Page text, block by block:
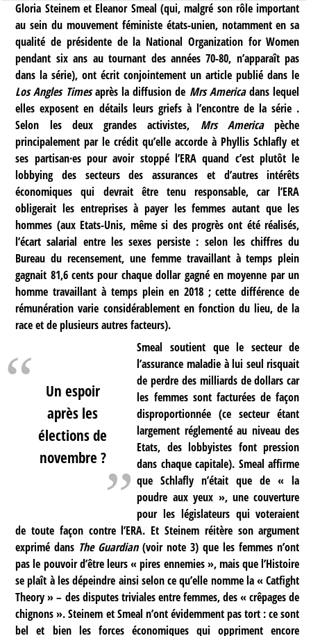
Gloria Steinem et Eleanor Smeal (qui, malgré son rôle important
au sein du mouvement féministe états-unien, notamment en sa
qualité de présidente de la National Organization for Women
pendant six ans au tournant des années 70-80, n’apparaît pas
dans la série), ont écrit conjointement un article publié dans le
Los Angles Timesaprès la diffusion de Mrs Americadans lequel
elles exposent en détails leurs griefs à l’encontre de la série .
Selon les deux grandes activistes, Mrs Americapèche
principalement par le crédit qu’elle accorde à Phyllis Schlafly et
ses partisan·es pour avoir stoppé l’ERA quand c’est plutôt le
lobbying des secteurs des assurances et d’autres intérêts
économiques qui devrait être tenu responsable, car l’ERA
obligerait les entreprises à payer les femmes autant que les
hommes (aux Etats-Unis, même si des progrès ont été réalisés,
l’écart salarial entre les sexes persiste : selon les chiffres du
Bureau du recensement, une femme travaillant à temps plein
gagnait 81,6 cents pour chaque dollar gagné en moyenne par un
homme travaillant à temps plein en 2018 ; cette différence de
rémunération varie considérablement en fonction du lieu, de la
race et de plusieurs autres facteurs).
Un espoir
après les
élections de
novembre ?
Smeal soutient que le secteur de
l’assurance maladie à lui seul risquait
de perdre des milliards de dollars car
les femmes sont facturées de façon
disproportionnée (ce secteur étant
largement réglementé au niveau des
Etats, des lobbyistes font pression
dans chaque capitale). Smeal affirme
que Schlafly n’était que de « la
poudre aux yeux », une couverture
pour les législateurs qui voteraient
de toute façon contre l’ERA. Et Steinem réitère son argument
exprimé dans The Guardian(voir note 3) que les femmes n’ont
pas le pouvoir d’être leurs « pires ennemies », mais que l’Histoire
se plaît à les dépeindre ainsi selon ce qu’elle nomme la « Catfight
Theory » – des disputes triviales entre femmes, des « crêpages de
chignons ». Steinem et Smeal n’ont évidemment pas tort : ce sont
bel et bien les forces économiques qui oppriment encore